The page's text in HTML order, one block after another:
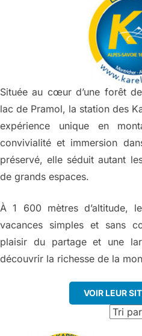
Située au cœur d’une forêt
lac de Pramol, la station des
expérience unique en
convivialité et immersion
préservé, elle séduit autant
de grands espaces.
À 1 600 mètres d’altitude,
vacances simples et sans
plaisir du partage et une
découvrir la richesse de la
VOIR LEUR